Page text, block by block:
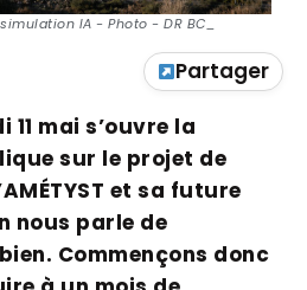
IA - Photo - DR BC_
Partager
11 mai s’ouvre la
sur le projet de
et sa future
nous parle de
Commençons donc